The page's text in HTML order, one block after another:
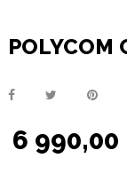
POLYCOM
6 990,00